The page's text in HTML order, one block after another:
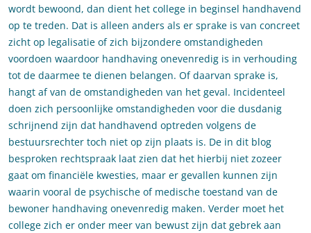
wordt bewoond, dan dient het college in beginsel handhavend
op te treden. Dat is alleen anders als er sprake is van concreet
zicht op legalisatie of zich bijzondere omstandigheden
voordoen waardoor handhaving onevenredig is in verhouding
tot de daarmee te dienen belangen. Of daarvan sprake is,
hangt af van de omstandigheden van het geval. Incidenteel
doen zich persoonlijke omstandigheden voor die dusdanig
schrijnend zijn dat handhavend optreden volgens de
bestuursrechter toch niet op zijn plaats is. De in dit blog
besproken rechtspraak laat zien dat het hierbij niet zozeer
gaat om financiële kwesties, maar er gevallen kunnen zijn
waarin vooral de psychische of medische toestand van de
bewoner handhaving onevenredig maken. Verder moet het
college zich er onder meer van bewust zijn dat gebrek aan